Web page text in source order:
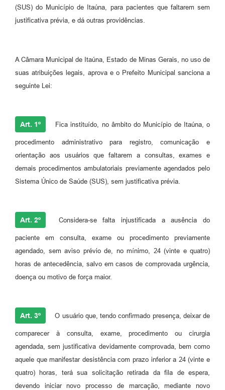
(SUS) do Município de Itaúna, para pacientes que faltarem sem
justificativa prévia, e dá outras providências.
A Câmara Municipal de Itaúna, Estado de Minas Gerais, no uso de
suas atribuições legais, aprova e o Prefeito Municipal sanciona a
seguinte Lei:
Art. 1º Fica instituído, no âmbito do Município de Itaúna, o
procedimento administrativo para registro, comunicação e
orientação aos usuários que faltarem a consultas, exames e
demais procedimentos ambulatoriais previamente agendados pelo
Sistema Único de Saúde (SUS), sem justificativa prévia.
Art. 2º Considera-se falta injustificada a ausência do
paciente em consulta, exame ou procedimento previamente
agendado, sem aviso prévio de, no mínimo, 24 (vinte e quatro)
horas de antecedência, salvo em casos de comprovada urgência,
doença ou motivo de força maior.
Art. 3º O usuário que, tendo confirmado presença, deixar de
comparecer à consulta, exame, procedimento ou cirurgia
agendada, sem justificativa devidamente comprovada, bem como
aquele que manifestar desistência com prazo inferior a 24 (vinte e
quatro) horas, terá sua solicitação retirada da fila de espera,
devendo iniciar novo processo de marcação, mediante novo